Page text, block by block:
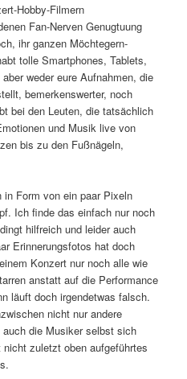
Hobby-Filmern
Fan-Nerven Genugtuung
ihr ganzen Möchtegern-
tolle Smartphones, Tablets,
weder eure Aufnahmen, die
bemerkenswerter, noch
bei den Leuten, die tatsächlich
und Musik live von
bis zu den Fußnägeln,
in Form von ein paar Pixeln
Ich finde das einfach nur noch
hilfreich und leider auch
Erinnerungsfotos hat doch
Konzert nur noch alle wie
anstatt auf die Performance
läuft doch irgendetwas falsch.
nicht nur andere
auch die Musiker selbst sich
zuletzt oben aufgeführtes